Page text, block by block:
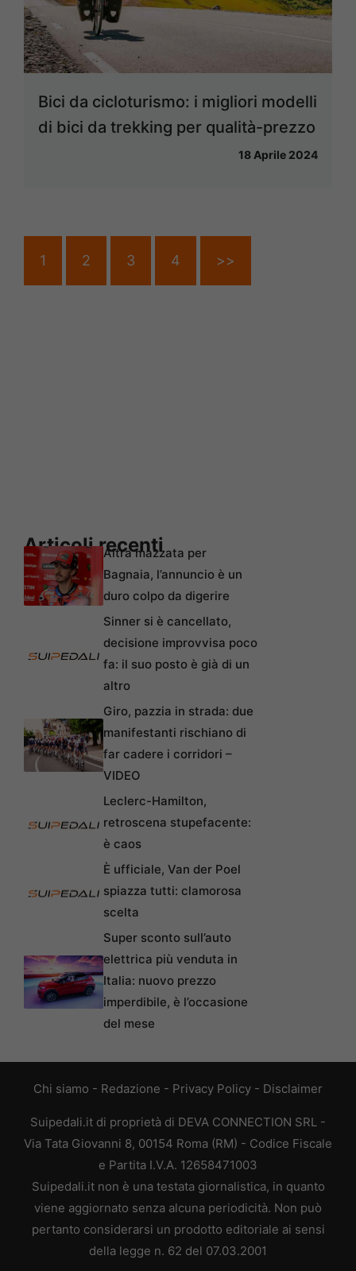
Bici da cicloturismo: i migliori modelli
di bici da trekking per qualità-prezzo
18 Aprile 2024
1 2 3 4 >>
Articoli recenti
Altra mazzata per
Bagnaia, l’annuncio è un
duro colpo da digerire
Sinner si è cancellato,
decisione improvvisa poco
fa: il suo posto è già di un
altro
Giro, pazzia in strada: due
manifestanti rischiano di
far cadere i corridori –
VIDEO
Leclerc-Hamilton,
retroscena stupefacente:
è caos
È ufficiale, Van der Poel
spiazza tutti: clamorosa
scelta
Super sconto sull’auto
elettrica più venduta in
Italia: nuovo prezzo
imperdibile, è l’occasione
del mese
Chi siamo - Redazione - Privacy Policy - Disclaimer
Suipedali.it di proprietà di DEVA CONNECTION SRL -
Via Tata Giovanni 8, 00154 Roma (RM) - Codice Fiscale
e Partita I.V.A. 12658471003
Suipedali.it non è una testata giornalistica, in quanto
viene aggiornato senza alcuna periodicità. Non può
pertanto considerarsi un prodotto editoriale ai sensi
della legge n. 62 del 07.03.2001